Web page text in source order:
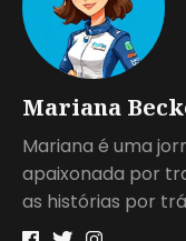
Mariana
Mariana é uma
apaixonada por
as histórias por